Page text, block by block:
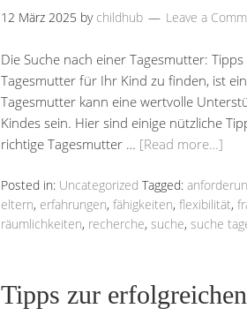
12 März 2025 by childhub Leave a
Die Suche nach einer Tagesmutter:
Tagesmutter für Ihr Kind zu finden, ist
Tagesmutter kann eine wertvolle
Kindes sein. Hier sind einige nützliche
richtige Tagesmutter … [Read more…]
Posted in: Uncategorized Tagged:
eltern, erfahrungen, fähigkeiten, flexibilität,
räumlichkeiten, recherche, suche, suche
Tipps zur